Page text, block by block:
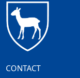
CONTACT